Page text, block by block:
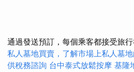
通過發送預訂，每個乘客都接受旅行
私人墓地買賣，了解市場上私人墓
供稅務諮詢 台中泰式放鬆按摩 基隆